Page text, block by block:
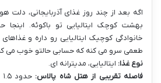
اگه بعد از چند روز غذای آذربایجانی، دلت
بهشت کوچک ایتالیایی تو باکوئه.
خانوادگی کوچیک ایتالیایی رو داره و
طعمی سرو می کنه که حسابی حالتو خوب می
نوع غذا: ایتالیایی، مدیترانه ای.
فاصله تقریبی از هتل شاه پالاس: